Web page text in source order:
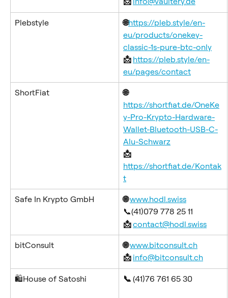
Plebstyle 🌐https://pleb.style/en-
eu/products/onekey-
classic-1s-pure-btc-only
📩 https://pleb.style/en-
eu/pages/contact
ShortFiat
🌐
https://shortfiat.de/OneKe
y-Pro-Krypto-Hardware-
Wallet-Bluetooth-USB-C-
Alu-Schwarz
📩
https://shortfiat.de/Kontak
t
Safe In Krypto GmbH 🌐 www.hodl.swiss
📞(41)079 778 25 11
📩 contact@hodl.swiss
bitConsult 🌐 www.bitconsult.ch
📩 info@bitconsult.ch
🛍️House of Satoshi 📞 (41)76 761 65 30